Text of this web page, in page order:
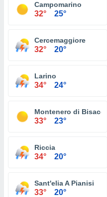
Campomarino
32° 25°
Cercemaggiore
32° 20°
Larino
34° 24°
Montenero di Bisaccia
33° 23°
Riccia
34° 20°
Sant'elia A Pianisi
33° 20°